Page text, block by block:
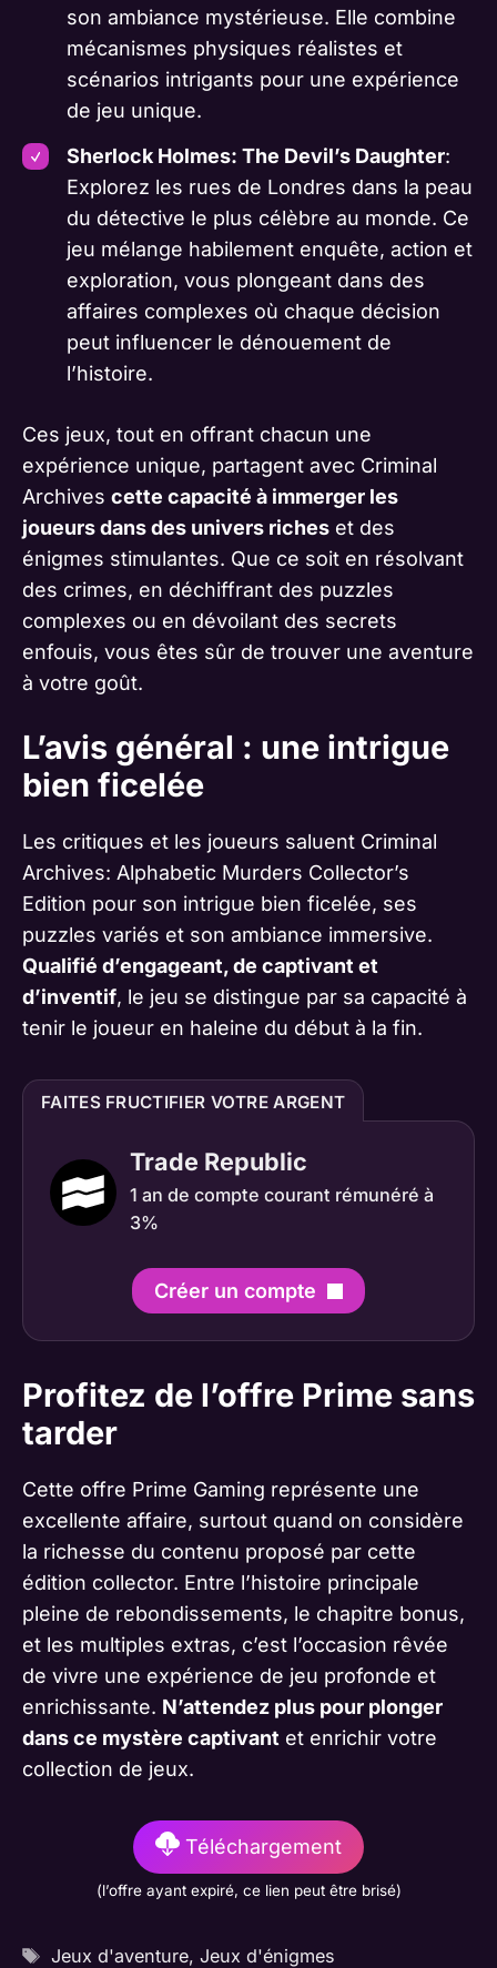
son ambiance mystérieuse. Elle combine
mécanismes physiques réalistes et
scénarios intrigants pour une expérience
de jeu unique.
Sherlock Holmes: The Devil’s Daughter:
Explorez les rues de Londres dans la peau
du détective le plus célèbre au monde. Ce
jeu mélange habilement enquête, action et
exploration, vous plongeant dans des
affaires complexes où chaque décision
peut influencer le dénouement de
l’histoire.
Ces jeux, tout en offrant chacun une
expérience unique, partagent avec Criminal
Archives cette capacité à immerger les
joueurs dans des univers riches et des
énigmes stimulantes. Que ce soit en résolvant
des crimes, en déchiffrant des puzzles
complexes ou en dévoilant des secrets
enfouis, vous êtes sûr de trouver une aventure
à votre goût.
L’avis général : une intrigue
bien ficelée
Les critiques et les joueurs saluent Criminal
Archives: Alphabetic Murders Collector’s
Edition pour son intrigue bien ficelée, ses
puzzles variés et son ambiance immersive.
Qualifié d’engageant, de captivant et
d’inventif, le jeu se distingue par sa capacité à
tenir le joueur en haleine du début à la fin.
FAITES FRUCTIFIER VOTRE ARGENT
Trade Republic
1 an de compte courant rémunéré à
3%
Créer un compte
Profitez de l’offre Prime sans
tarder
Cette offre Prime Gaming représente une
excellente affaire, surtout quand on considère
la richesse du contenu proposé par cette
édition collector. Entre l’histoire principale
pleine de rebondissements, le chapitre bonus,
et les multiples extras, c’est l’occasion rêvée
de vivre une expérience de jeu profonde et
enrichissante. N’attendez plus pour plonger
dans ce mystère captivant et enrichir votre
collection de jeux.
Téléchargement
(l’offre ayant expiré, ce lien peut être brisé)
Étiquettes
Jeux d'aventure, Jeux d'énigmes